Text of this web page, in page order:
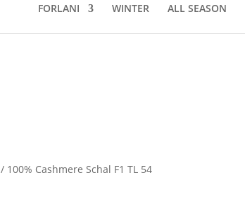
FORLANI WINTER ALL SEASON
/ 100% Cashmere Schal F1 TL 54